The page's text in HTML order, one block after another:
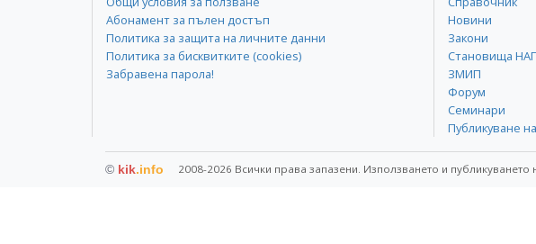
Абонамент за пълен достъп
Политика за защита на личните данни
Политика за бисквитките (cookies)
Забравена парола!
Новини
Закони
Становища
ЗМИП
Форум
Семинари
Публикуване
© kik.info 2008-2026 Всички права запазени. Използването и